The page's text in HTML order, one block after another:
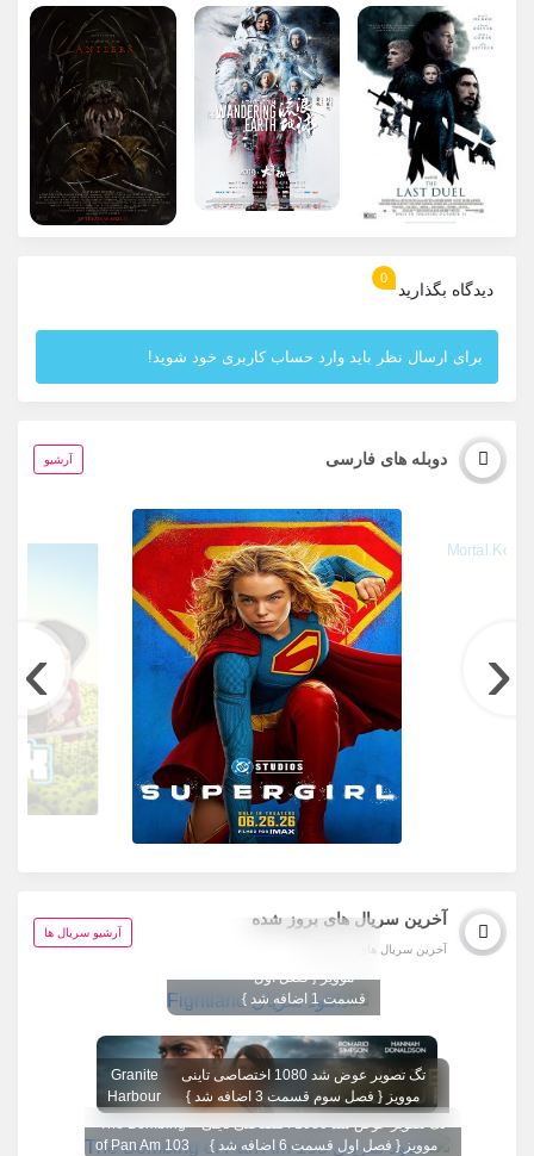
دیدگاه بگذارید
0
برای ارسال نظر باید وارد حساب کاربری خود شوید!
دوبله های فارسی آرشیو
‹
›
آخرین سریال های بروز شده
آخرین سریال های بروز شده
آرشیو سریال ها
تگ تصویر عوض شد
موویز { فصل اول
قسمت 1 اضافه شد }
تگ تصویر عوض شد 1080 اختصاصی تاینی
موویز { فصل سوم قسمت 3 اضافه شد }
Granite
Harbour
تگ تصویر عوض شد 1080 اختصاصی تاینی
موویز { فصل اول قسمت 6 اضافه شد }
The Bombing
of Pan Am 103